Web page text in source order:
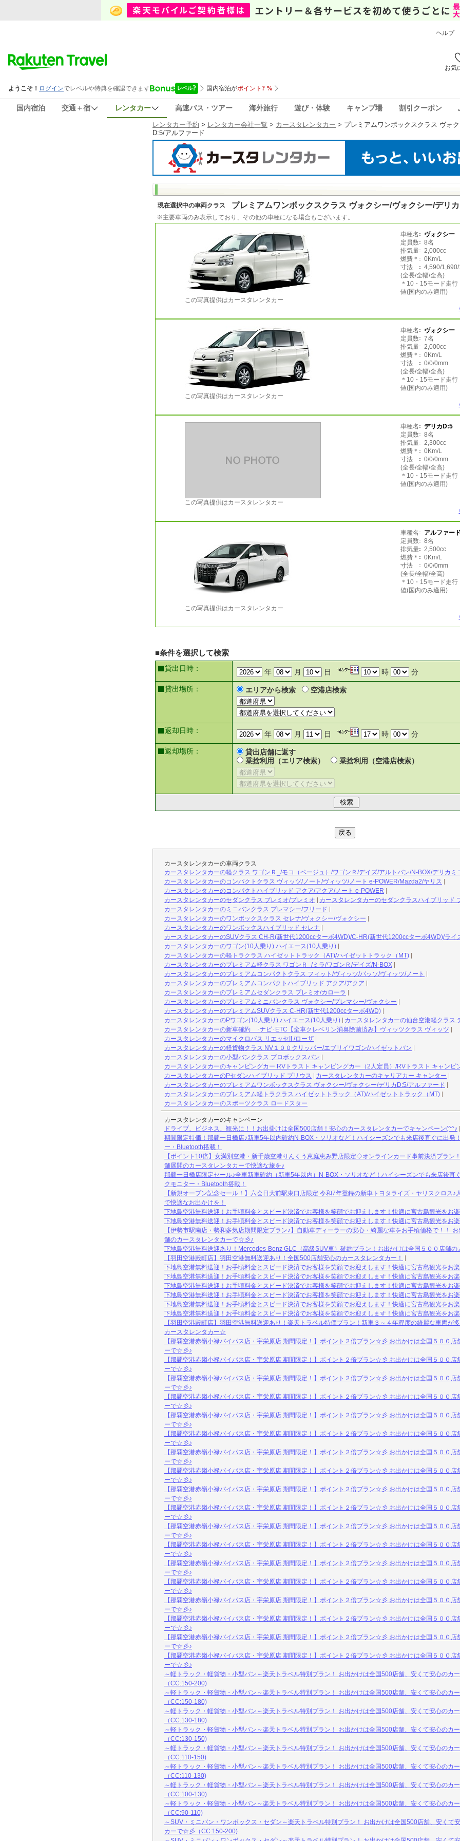
ヘルプ
お気
国内宿泊 交通＋宿 レンタカー 高速バス・ツアー 海外旅行 遊び・体験 キャンプ場 割引クーポン
レンタカー予約 > レンタカー会社一覧 > カースタレンタカー > プレミアムワンボックスクラス ヴォ
D:5/アルファード
現在選択中の車両クラス プレミアムワンボックスクラス ヴォクシー/ヴォクシー/デリ
※主要車両のみ表示しており、その他の車種になる場合もございます。
車種名
ヴォクシー
定員数
8名
排気量
2,000cc
燃費＊
0Km/L
寸法
4,590/
(全長/全幅/全高)
＊10・15モード走
値(国内のみ適用)
この写真提供はカースタレンタカー
車種名
ヴォクシー
定員数
7名
排気量
2,000cc
燃費＊
0Km/L
寸法
0/0/0mm
(全長/全幅/全高)
＊10・15モード走
値(国内のみ適用)
この写真提供はカースタレンタカー
車種名
デリカD:5
定員数
8名
排気量
2,300cc
燃費＊
0Km/L
寸法
0/0/0mm
(全長/全幅/全高)
＊10・15モード走
値(国内のみ適用)
この写真提供はカースタレンタカー
車種名
アルファード
定員数
8名
排気量
2,500cc
燃費＊
0Km/L
寸法
0/0/0mm
(全長/全幅/全高)
＊10・15モード走
値(国内のみ適用)
この写真提供はカースタレンタカー
■条件を選択して検索
貸出日時： 年 月 日 時 分
貸出場所： エリアから検索 空港店検索
返却日時： 年 月 日 時 分
返却場所：
貸出店舗に返す
乗捨利用（エリア検索）
乗捨利用（空港店検索）
カースタレンタカーの車両クラス
カースタレンタカーの軽クラス ワゴンＲ_/モコ（ベージュ）/ワゴンＲ/デイズ/アルトバン/N-BOX/デリカミ
カースタレンタカーのコンパクトクラス ヴィッツ/ノート/ヴィッツ/ノート e-POWER/Mazda2/ヤリス
カースタレンタカーのコンパクトハイブリッド アクア/アクア/ノート e-POWER
カースタレンタカーのセダンクラス プレミオ/プレミオ
カースタレンタカーのセダンクラスハイブリッド
カースタレンタカーのミニバンクラス プレマシー/フリード
カースタレンタカーのワンボックスクラス セレナ/ヴォクシー/ヴォクシー
カースタレンタカーのワンボックスハイブリッド セレナ
カースタレンタカーのSUVクラス CH-R(新世代1200ccターボ4WD)/C-HR(新世代1200ccターボ4WD)/ライ
カースタレンタカーのワゴン(10人乗り) ハイエース(10人乗り)
カースタレンタカーの軽トラクラス ハイゼットトラック（AT)/ハイゼットトラック（MT)
カースタレンタカーのプレミアム軽クラス ワゴンＲ_/ミラ/ワゴンＲ/デイズ/N-BOX
カースタレンタカーのプレミアムコンパクトクラス フィット/ヴィッツ/パッソ/ヴィッツ/ノート
カースタレンタカーのプレミアムコンパクトハイブリッド アクア/アクア
カースタレンタカーのプレミアムセダンクラス プレミオ/カローラ
カースタレンタカーのプレミアムミニバンクラス ヴォクシー/プレマシー/ヴォクシー
カースタレンタカーのプレミアムSUVクラス C-HR(新世代1200ccターボ4WD)
カースタレンタカーのPワゴン(10人乗り) ハイエース(10人乗り)
カースタレンタカーの仙台空港軽クラス
カースタレンタカーの新車確約 ･ナビ･ETC【全車クレベリン消臭除菌済み】ヴィッツクラス ヴィッツ
カースタレンタカーのマイクロバス リエッセII /ローザ
カースタレンタカーの軽貨物クラス NV１００クリッパー/エブリイワゴン/ハイゼットバン
カースタレンタカーの小型バンクラス プロボックスバン
カースタレンタカーのキャンピングカー RVトラスト キャンピングカー（2人定員）/RVトラスト キャンピ
カースタレンタカーのPセダンハイブリッド プリウス
カースタレンタカーのキャリアカー キャンター
カースタレンタカーのプレミアムワンボックスクラス ヴォクシー/ヴォクシー/デリカD:5/アルファード
カースタレンタカーのプレミアム軽トラクラス ハイゼットトラック（AT)/ハイゼットトラック（MT)
カースタレンタカーのスポーツクラス ロードスター
カースタレンタカーのキャンペーン
ドライブ、ビジネス、観光に！！お出掛けは全国500店舗！安心のカースタレンタカーでキャンペーン(^^♪
期間限定特価！那覇一日橋店♪新車5年以内確約N-BOX・ソリオなど！ハイシーズンでも来店後直ぐに出発
ー・Bluetooth搭載！
【ポイント10倍】女満別空港・新千歳空港りんくう恵庭恵み野店限定◇オンラインカード事前決済プラン
舗展開のカースタレンタカーで快適な旅を♪
那覇一日橋店限定セール♪全車新車確約（新車5年以内）N-BOX・ソリオなど！ハイシーズンでも来店後直
クモニター・Bluetooth搭載！
【新規オープン記念セール！】六会日大前駅東口店限定 令和7年登録の新車トヨタライズ・ヤリスクロス♪
で快適なお出かけを！
下地島空港無料送迎！お手頃料金とスピード決済でお客様を笑顔でお迎えします！快適に宮古島観光をお楽
下地島空港無料送迎！お手頃料金とスピード決済でお客様を笑顔でお迎えします！快適に宮古島観光をお楽
【伊勢市駅南店・勢和多気店期間限定プラン♪】自動車ディーラーの安心・綺麗な車をお手頃価格で！！
舗のカースタレンタカーで☆彡♪
下地島空港無料送迎あり！Mercedes-Benz GLC（高級SUV車）確約プラン！お出かけは全国５００店舗の
【羽田空港殿町店】羽田空港無料送迎あり！全国500店舗安心のカースタレンタカー！
下地島空港無料送迎！お手頃料金とスピード決済でお客様を笑顔でお迎えします！快適に宮古島観光をお楽
下地島空港無料送迎！お手頃料金とスピード決済でお客様を笑顔でお迎えします！快適に宮古島観光をお楽
下地島空港無料送迎！お手頃料金とスピード決済でお客様を笑顔でお迎えします！快適に宮古島観光をお楽
下地島空港無料送迎！お手頃料金とスピード決済でお客様を笑顔でお迎えします！快適に宮古島観光をお楽
下地島空港無料送迎！お手頃料金とスピード決済でお客様を笑顔でお迎えします！快適に宮古島観光をお楽
下地島空港無料送迎！お手頃料金とスピード決済でお客様を笑顔でお迎えします！快適に宮古島観光をお楽
【羽田空港殿町店】羽田空港無料送迎あり！楽天トラベル特価プラン！新車３～４年程度の綺麗な車両が
カースタレンタカー☆
【那覇空港赤嶺小禄バイパス店・宇栄原店 期間限定！】ポイント２倍プラン☆彡 お出かけは全国５００店
ーで☆彡♪
【那覇空港赤嶺小禄バイパス店・宇栄原店 期間限定！】ポイント２倍プラン☆彡 お出かけは全国５００店
ーで☆彡♪
【那覇空港赤嶺小禄バイパス店・宇栄原店 期間限定！】ポイント２倍プラン☆彡 お出かけは全国５００店
ーで☆彡♪
【那覇空港赤嶺小禄バイパス店・宇栄原店 期間限定！】ポイント２倍プラン☆彡 お出かけは全国５００店
ーで☆彡♪
【那覇空港赤嶺小禄バイパス店・宇栄原店 期間限定！】ポイント２倍プラン☆彡 お出かけは全国５００店
ーで☆彡♪
【那覇空港赤嶺小禄バイパス店・宇栄原店 期間限定！】ポイント２倍プラン☆彡 お出かけは全国５００店
ーで☆彡♪
【那覇空港赤嶺小禄バイパス店・宇栄原店 期間限定！】ポイント２倍プラン☆彡 お出かけは全国５００店
ーで☆彡♪
【那覇空港赤嶺小禄バイパス店・宇栄原店 期間限定！】ポイント２倍プラン☆彡 お出かけは全国５００店
ーで☆彡♪
【那覇空港赤嶺小禄バイパス店・宇栄原店 期間限定！】ポイント２倍プラン☆彡 お出かけは全国５００店
ーで☆彡♪
【那覇空港赤嶺小禄バイパス店・宇栄原店 期間限定！】ポイント２倍プラン☆彡 お出かけは全国５００店
ーで☆彡♪
【那覇空港赤嶺小禄バイパス店・宇栄原店 期間限定！】ポイント２倍プラン☆彡 お出かけは全国５００店
ーで☆彡♪
【那覇空港赤嶺小禄バイパス店・宇栄原店 期間限定！】ポイント２倍プラン☆彡 お出かけは全国５００店
ーで☆彡♪
【那覇空港赤嶺小禄バイパス店・宇栄原店 期間限定！】ポイント２倍プラン☆彡 お出かけは全国５００店
ーで☆彡♪
【那覇空港赤嶺小禄バイパス店・宇栄原店 期間限定！】ポイント２倍プラン☆彡 お出かけは全国５００店
ーで☆彡♪
【那覇空港赤嶺小禄バイパス店・宇栄原店 期間限定！】ポイント２倍プラン☆彡 お出かけは全国５００店
ーで☆彡♪
【那覇空港赤嶺小禄バイパス店・宇栄原店 期間限定！】ポイント２倍プラン☆彡 お出かけは全国５００店
ーで☆彡♪
【那覇空港赤嶺小禄バイパス店・宇栄原店 期間限定！】ポイント２倍プラン☆彡 お出かけは全国５００店
ーで☆彡♪
【那覇空港赤嶺小禄バイパス店・宇栄原店 期間限定！】ポイント２倍プラン☆彡 お出かけは全国５００店
ーで☆彡♪
～軽トラック・軽貨物・小型バン～楽天トラベル特別プラン！ お出かけは全国500店舗、安くて安心のカ
（CC:150-200)
～軽トラック・軽貨物・小型バン～楽天トラベル特別プラン！ お出かけは全国500店舗、安くて安心のカ
（CC:150-180)
～軽トラック・軽貨物・小型バン～楽天トラベル特別プラン！ お出かけは全国500店舗、安くて安心のカ
（CC:130-180)
～軽トラック・軽貨物・小型バン～楽天トラベル特別プラン！ お出かけは全国500店舗、安くて安心のカ
（CC:130-150)
～軽トラック・軽貨物・小型バン～楽天トラベル特別プラン！ お出かけは全国500店舗、安くて安心のカ
（CC:110-150)
～軽トラック・軽貨物・小型バン～楽天トラベル特別プラン！ お出かけは全国500店舗、安くて安心のカ
（CC:110-130)
～軽トラック・軽貨物・小型バン～楽天トラベル特別プラン！ お出かけは全国500店舗、安くて安心のカ
（CC:100-130)
～軽トラック・軽貨物・小型バン～楽天トラベル特別プラン！ お出かけは全国500店舗、安くて安心のカ
（CC:90-110)
～SUV・ミニバン・ワンボックス・セダン～楽天トラベル特別プラン！ お出かけは全国500店舗、安くて
カーで☆彡（CC:150-200)